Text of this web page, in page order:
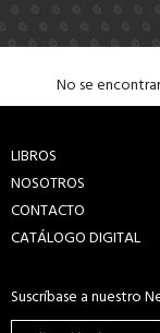
No se
LIBROS
NOSOTROS
CONTACTO
CATÁLOGO DIGITAL
Suscríbase a nuestro